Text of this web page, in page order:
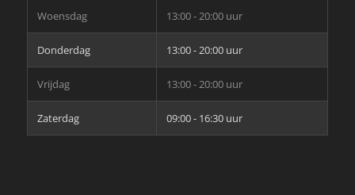
Woensdag 13:00 - 20:00 uur
Donderdag 13:00 - 20:00 uur
Vrijdag 13:00 - 20:00 uur
Zaterdag 09:00 - 16:30 uur